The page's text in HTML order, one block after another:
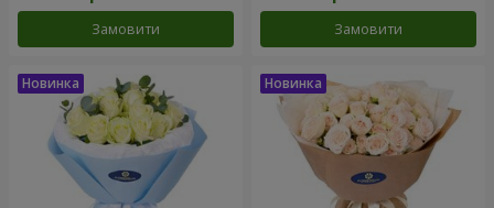
Замовити Замовити